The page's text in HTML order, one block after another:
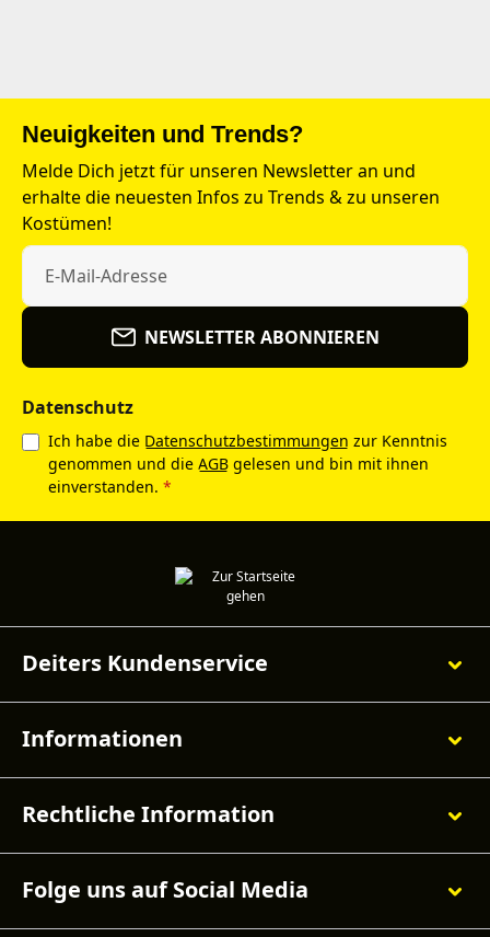
Neuigkeiten und Trends?
Melde Dich jetzt für unseren Newsletter an und
erhalte die neuesten Infos zu Trends & zu unseren
Kostümen!
NEWSLETTER ABONNIEREN
Datenschutz
Ich habe die Datenschutzbestimmungen zur Kenntnis
genommen und die AGB gelesen und bin mit ihnen
einverstanden. *
Deiters Kundenservice
Informationen
Rechtliche Information
Folge uns auf Social Media